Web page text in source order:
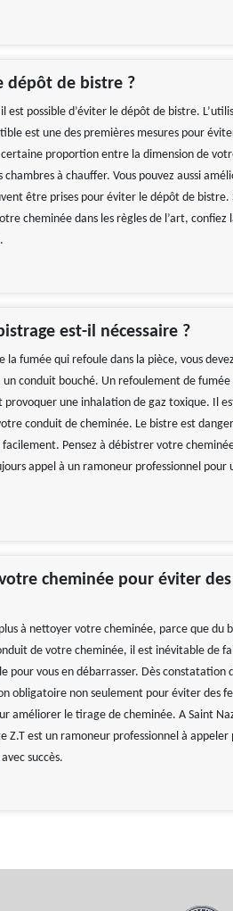
dépôt de bistre ?
est possible d’éviter le dépôt de bistre.
est une des premières mesures pour
proportion entre la dimension de
chambres à chauffer. Vous pouvez aussi
être prises pour éviter le dépôt de bistre.
cheminée dans les règles de l’art, confiez
est-il nécessaire ?
la fumée qui refoule dans la pièce, vous
conduit bouché. Un refoulement de
provoquer une inhalation de gaz toxique. Il
conduit de cheminée. Le bistre est
facilement. Pensez à débistrer votre
appel à un ramoneur professionnel pour
cheminée pour éviter des
à nettoyer votre cheminée, parce que du
de votre cheminée, il est inévitable de
pour vous en débarrasser. Dès constatation
obligatoire non seulement pour éviter des
améliorer le tirage de cheminée. A Saint
Z.T est un ramoneur professionnel à appeler
succès.